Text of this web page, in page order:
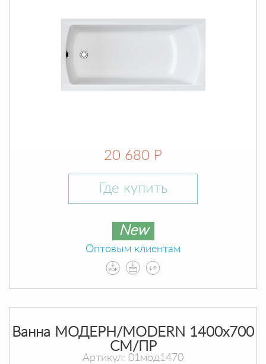
20 680 Р
Где купить
New
Оптовым клиентам
Ванна МОДЕРН/MODERN 1400х700
СМ/ПР
Артикул: 01мод1470